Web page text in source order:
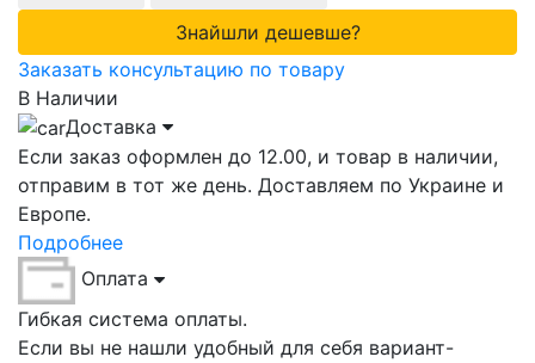
Знайшли дешевше?
Заказать консультацию по товару
В Наличии
Доставка
Если заказ оформлен до 12.00, и товар в наличии,
отправим в тот же день. Доставляем по Украине и
Европе.
Подробнее
Оплата
Гибкая система оплаты.
Если вы не нашли удобный для себя вариант-